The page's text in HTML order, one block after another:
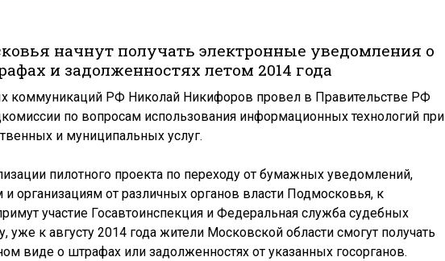
начнут получать электронные уведомления о
и задолженностях летом 2014 года
коммуникаций РФ Николай Никифоров провел в Правительстве РФ
по вопросам использования информационных технологий при
и муниципальных услуг.
пилотного проекта по переходу от бумажных уведомлений,
организациям от различных органов власти Подмосковья, к
участие Госавтоинспекция и Федеральная служба судебных
уже к августу 2014 года жители Московской области смогут получать
виде о штрафах или задолженностях от указанных госорганов.